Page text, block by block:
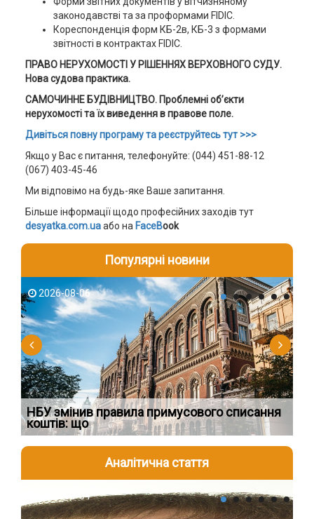
законодавстві та за проформами FIDIC.
Кореспонденція форм КБ-2в, КБ-3 з формами
звітності в контрактах FIDIC.
ПРАВО НЕРУХОМОСТІ У РІШЕННЯХ ВЕРХОВНОГО СУДУ.
Нова судова практика.
САМОЧИННЕ БУДІВНИЦТВО. Проблемні об’єкти
нерухомості та їх виведення в правове поле.
Дивіться повну програму та реєструйтесь тут >>>
Якщо у Вас є питання, телефонуйте: (044) 451-88-12
(067) 403-45-46
Ми відповімо на будь-яке Ваше запитання.
Більше інформації щодо професійних заходів тут
desyatka.com.uaабо на FaceBook
Популярні новини
2026-08-06
НБУ змінив правила примусового списання
коштів: що
Аналітична стаття
2026-08-04